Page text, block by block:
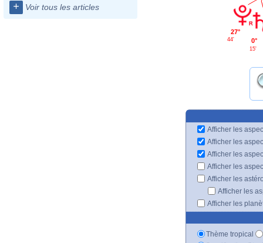
+ Voir tous les articles
27°
44' 0°
15'
Afficher les
Afficher les
Afficher les
Afficher les
Afficher les
Afficher les
Afficher les
Thème tropical